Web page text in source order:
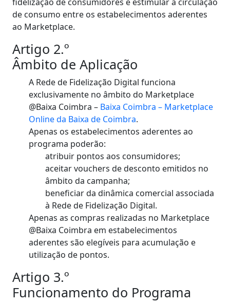
de consumo entre os estabelecimentos aderentes
ao Marketplace.
Artigo 2.º
Âmbito de Aplicação
A Rede de Fidelização Digital funciona
exclusivamente no âmbito do Marketplace
@Baixa Coimbra – Baixa Coimbra – Marketplace
Online da Baixa de Coimbra.
Apenas os estabelecimentos aderentes ao
programa poderão:
atribuir pontos aos consumidores;
aceitar vouchers de desconto emitidos no
âmbito da campanha;
beneficiar da dinâmica comercial associada
à Rede de Fidelização Digital.
Apenas as compras realizadas no Marketplace
@Baixa Coimbra em estabelecimentos
aderentes são elegíveis para acumulação e
utilização de pontos.
Artigo 3.º
Funcionamento do Programa